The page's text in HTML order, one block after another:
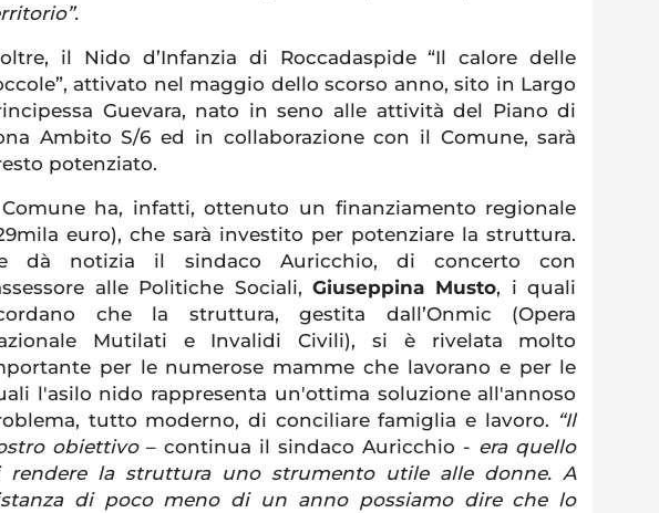
il Nido d’Infanzia di Roccadaspide “Il calore delle
attivato nel maggio dello scorso anno, sito in Largo
Guevara, nato in seno alle attività del Piano di
Ambito S/6 ed in collaborazione con il Comune, sarà
potenziato.
ha, infatti, ottenuto un finanziamento regionale
euro), che sarà investito per potenziare la struttura.
dà notizia il sindaco Auricchio, di concerto con
alle Politiche Sociali,Giuseppina Musto, i quali
che la struttura, gestita dall’Onmic (Opera
Mutilati e Invalidi Civili), si è rivelata molto
per le numerose mamme che lavorano e per le
l'asilo nido rappresenta un'ottima soluzione all'annoso
tutto moderno, di conciliare famiglia e lavoro. “Il
obiettivo– continua il sindaco Auricchio - era quello
rendere la struttura uno strumento utile alle donne. A
di poco meno di un anno possiamo dire che lo